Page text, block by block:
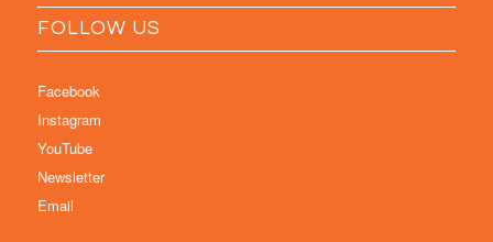
FOLLOW US
Facebook
Instagram
YouTube
Newsletter
Email